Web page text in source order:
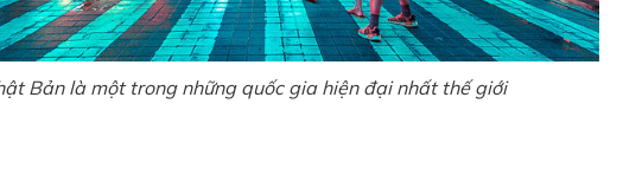
Bản là một trong những quốc gia hiện đại nhất thế giới